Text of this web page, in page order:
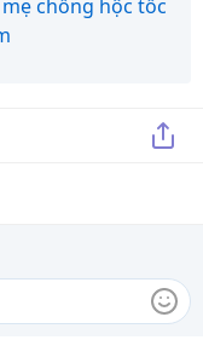
chồng hộc tốc